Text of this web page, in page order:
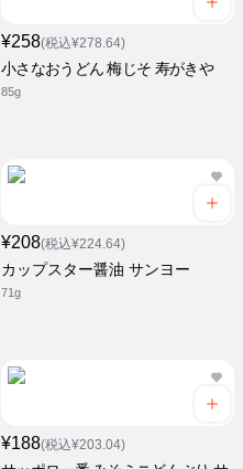
¥258(税込¥278.64)
小さなおうどん 梅じそ 寿がきや
85g
¥208(税込¥224.64)
カップスター醤油 サンヨー
71g
¥188(税込¥203.04)